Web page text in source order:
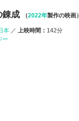
成 （2022年製作の映画）
本 ／ 上映時間： 142分
ー